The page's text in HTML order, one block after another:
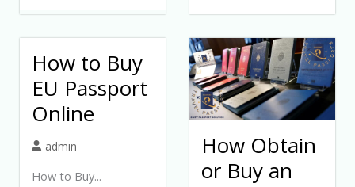
How to Buy
EU Passport
Online
admin
How to Buy...
How Obtain
or Buy an